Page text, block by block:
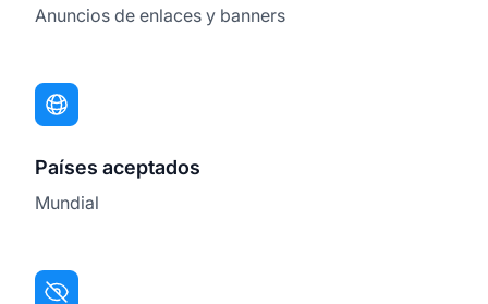
Anuncios de enlaces y banners
Países aceptados
Mundial